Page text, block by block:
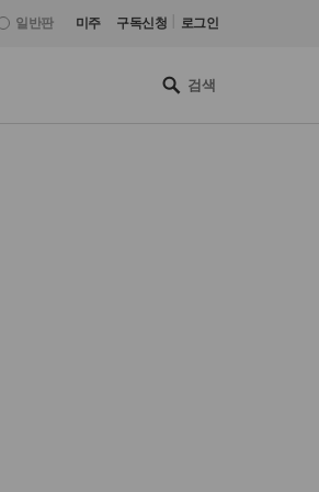
일반판 미주 구독신청 로그인